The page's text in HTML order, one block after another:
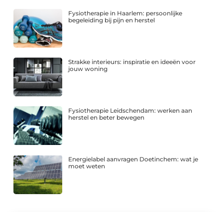
Fysiotherapie in Haarlem: persoonlijke
begeleiding bij pijn en herstel
Strakke interieurs: inspiratie en ideeën voor
jouw woning
Fysiotherapie Leidschendam: werken aan
herstel en beter bewegen
Energielabel aanvragen Doetinchem: wat je
moet weten